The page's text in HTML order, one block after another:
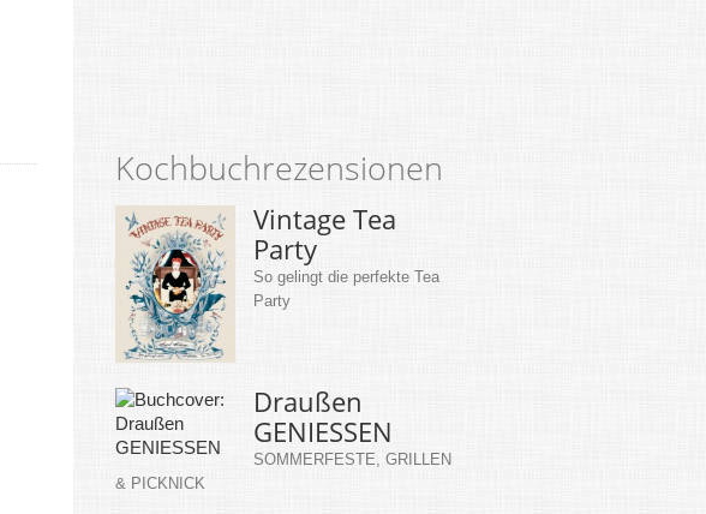
Kochbuchrezensionen
Vintage Tea
Party
So gelingt die perfekte Tea
Party
Draußen
GENIESSEN
SOMMERFESTE, GRILLEN
& PICKNICK